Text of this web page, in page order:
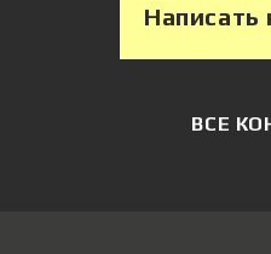
Написать
ВСЕ